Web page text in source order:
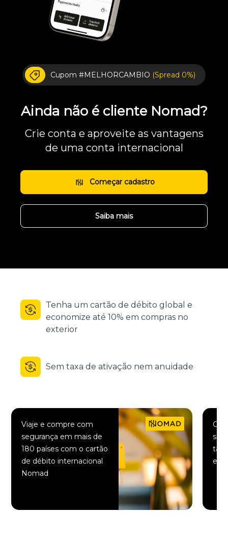
Cupom #MELHORCAMBIO (Spread 0%)
Ainda não é cliente Nomad?
Crie conta e aproveite as vantagens
de uma conta internacional
Começar cadastro
Saiba mais
Tenha um cartão de débito global e
economize até 10% em compras no
exterior
Sem taxa de ativação nem anuidade
Viaje e compre com
segurança em mais de
180 países com o cartão
de débito internacional
Nomad